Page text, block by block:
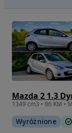
Mazda 2 1.3
Wyróżnione